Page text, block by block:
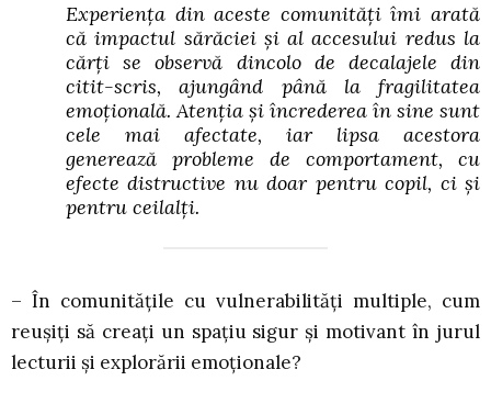
Experiența din aceste comunități îmi arată
că impactul sărăciei și al accesului redus la
cărți se observă dincolo de decalajele din
citit-scris, ajungând până la fragilitatea
emoțională. Atenția și încrederea în sine sunt
cele mai afectate, iar lipsa acestora
generează probleme de comportament, cu
efecte distructive nu doar pentru copil, ci și
pentru ceilalți.
– În comunitățile cu vulnerabilități multiple, cum
reușiți să creați un spațiu sigur și motivant în jurul
lecturii și explorării emoționale?